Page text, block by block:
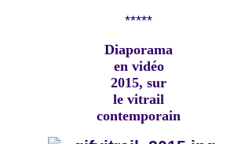
*****
Diaporama
en vidéo
2015, sur
le vitrail
contemporain